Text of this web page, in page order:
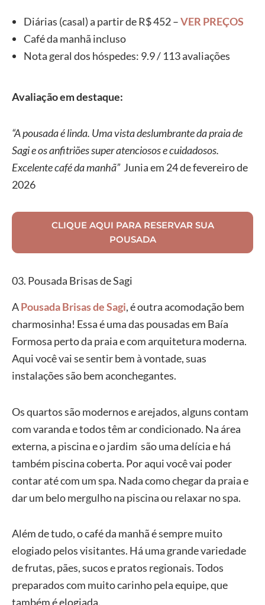
Diárias (casal) a partir de R$ 452 –VER PREÇOS
Café da manhã incluso
Nota geral dos hóspedes: 9.9 / 113 avaliações
Avaliação em destaque:
“A pousada é linda. Uma vista deslumbrante da praia de
Sagi e os anfitriões super atenciosos e cuidadosos.
Excelente café da manhã” Junia em 24 de fevereiro de
2026
CLIQUE AQUI PARA RESERVAR SUA
POUSADA
03. Pousada Brisas de Sagi
APousada Brisas de Sagi, é outra acomodação bem
charmosinha! Essa é uma das pousadas em Baía
Formosa perto da praia e com arquitetura moderna.
Aqui você vai se sentir bem à vontade, suas
instalações são bem aconchegantes.
Os quartos são modernos e arejados, alguns contam
com varanda e todos têm ar condicionado. Na área
externa, a piscina e o jardim são uma delícia e há
também piscina coberta. Por aqui você vai poder
contar até com um spa. Nada como chegar da praia e
dar um belo mergulho na piscina ou relaxar no spa.
Além de tudo, o café da manhã é sempre muito
elogiado pelos visitantes. Há uma grande variedade
de frutas, pães, sucos e pratos regionais. Todos
preparados com muito carinho pela equipe, que
também é elogiada.